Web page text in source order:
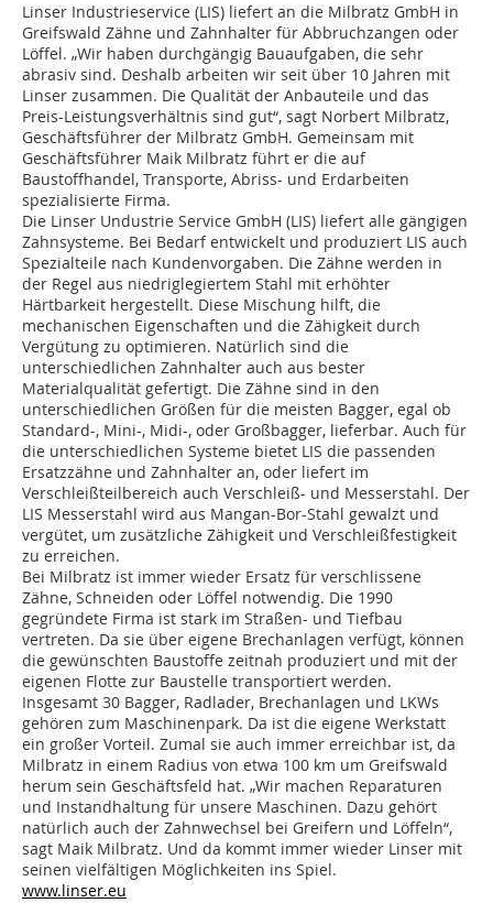
Linser Industrieservice (LIS) liefert an die Milbratz GmbH in
Greifswald Zähne und Zahnhalter für Abbruchzangen oder
Löffel. „Wir haben durchgängig Bauaufgaben, die sehr
abrasiv sind. Deshalb arbeiten wir seit über 10 Jahren mit
Linser zusammen. Die Qualität der Anbauteile und das
Preis-Leistungsverhältnis sind gut“, sagt Norbert Milbratz,
Geschäftsführer der Milbratz GmbH. Gemeinsam mit
Geschäftsführer Maik Milbratz führt er die auf
Baustoffhandel, Transporte, Abriss- und Erdarbeiten
spezialisierte Firma.
Die Linser Undustrie Service GmbH (LIS) liefert alle gängigen
Zahnsysteme. Bei Bedarf entwickelt und produziert LIS auch
Spezialteile nach Kundenvorgaben. Die Zähne werden in
der Regel aus niedriglegiertem Stahl mit erhöhter
Härtbarkeit hergestellt. Diese Mischung hilft, die
mechanischen Eigenschaften und die Zähigkeit durch
Vergütung zu optimieren. Natürlich sind die
unterschiedlichen Zahnhalter auch aus bester
Materialqualität gefertigt. Die Zähne sind in den
unterschiedlichen Größen für die meisten Bagger, egal ob
Standard-, Mini-, Midi-, oder Großbagger, lieferbar. Auch für
die unterschiedlichen Systeme bietet LIS die passenden
Ersatzzähne und Zahnhalter an, oder liefert im
Verschleißteilbereich auch Verschleiß- und Messerstahl. Der
LIS Messerstahl wird aus Mangan-Bor-Stahl gewalzt und
vergütet, um zusätzliche Zähigkeit und Verschleißfestigkeit
zu erreichen.
Bei Milbratz ist immer wieder Ersatz für verschlissene
Zähne, Schneiden oder Löffel notwendig. Die 1990
gegründete Firma ist stark im Straßen- und Tiefbau
vertreten. Da sie über eigene Brechanlagen verfügt, können
die gewünschten Baustoffe zeitnah produziert und mit der
eigenen Flotte zur Baustelle transportiert werden.
Insgesamt 30 Bagger, Radlader, Brechanlagen und LKWs
gehören zum Maschinenpark. Da ist die eigene Werkstatt
ein großer Vorteil. Zumal sie auch immer erreichbar ist, da
Milbratz in einem Radius von etwa 100 km um Greifswald
herum sein Geschäftsfeld hat. „Wir machen Reparaturen
und Instandhaltung für unsere Maschinen. Dazu gehört
natürlich auch der Zahnwechsel bei Greifern und Löffeln“,
sagt Maik Milbratz. Und da kommt immer wieder Linser mit
seinen vielfältigen Möglichkeiten ins Spiel.
www.linser.eu